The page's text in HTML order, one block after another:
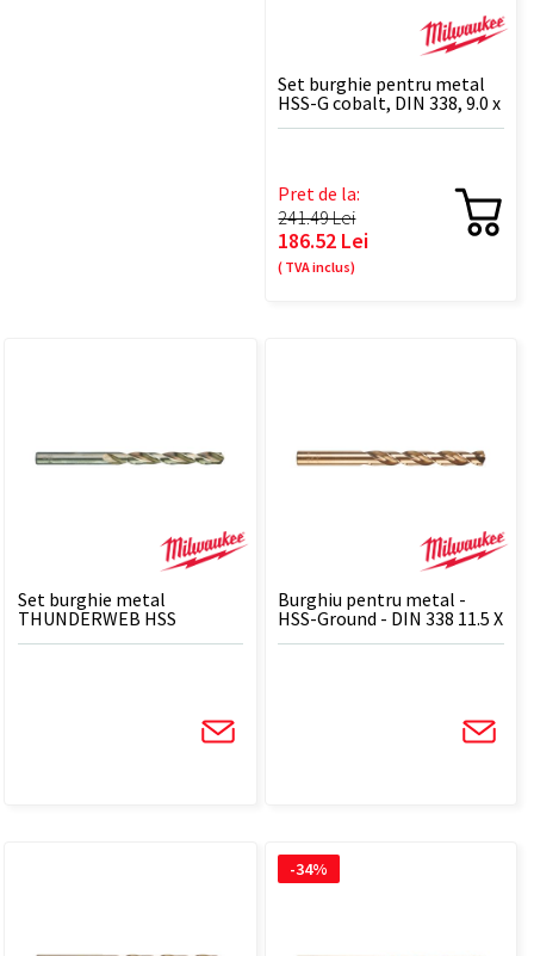
Set burghie pentru metal
HSS-G cobalt, DIN 338, 9.0 x
125 mm - 5 BUC
Pret de la:
241.49 Lei
186.52 Lei
( TVA inclus)
Set burghie metal
THUNDERWEB HSS
Ground, DIN 338 TW 8.0 x
Burghiu pentru metal -
HSS-Ground - DIN 338 11.5 X
142 - 1 BUC
-34%